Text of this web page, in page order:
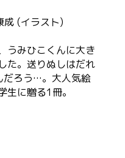
成 (イラスト)
うみひこくんに大き
た。送りぬしはだれ
だろう…。大人気絵
生に贈る1冊。